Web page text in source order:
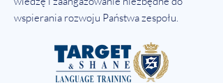
wspierania rozwoju Państwa zespołu.